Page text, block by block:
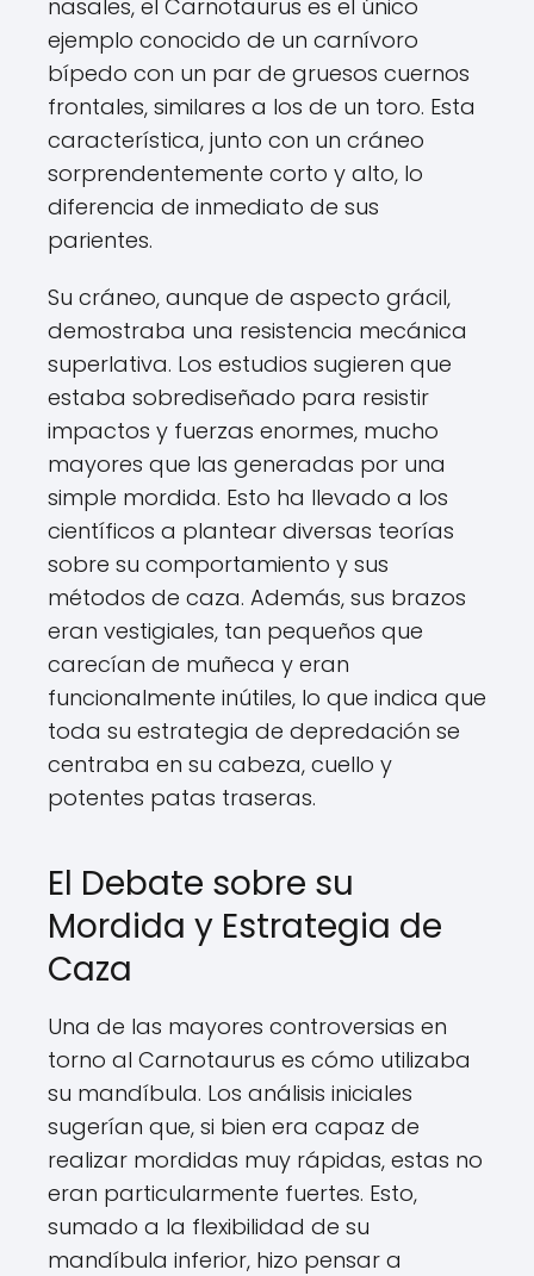
nasales, el Carnotaurus es el único
ejemplo conocido de un carnívoro
bípedo con un par de gruesos cuernos
frontales, similares a los de un toro. Esta
característica, junto con un cráneo
sorprendentemente corto y alto, lo
diferencia de inmediato de sus
parientes.
Su cráneo, aunque de aspecto grácil,
demostraba una resistencia mecánica
superlativa. Los estudios sugieren que
estaba sobrediseñado para resistir
impactos y fuerzas enormes, mucho
mayores que las generadas por una
simple mordida. Esto ha llevado a los
científicos a plantear diversas teorías
sobre su comportamiento y sus
métodos de caza. Además, sus brazos
eran vestigiales, tan pequeños que
carecían de muñeca y eran
funcionalmente inútiles, lo que indica que
toda su estrategia de depredación se
centraba en su cabeza, cuello y
potentes patas traseras.
El Debate sobre su
Mordida y Estrategia de
Caza
Una de las mayores controversias en
torno al Carnotaurus es cómo utilizaba
su mandíbula. Los análisis iniciales
sugerían que, si bien era capaz de
realizar mordidas muy rápidas, estas no
eran particularmente fuertes. Esto,
sumado a la flexibilidad de su
mandíbula inferior, hizo pensar a